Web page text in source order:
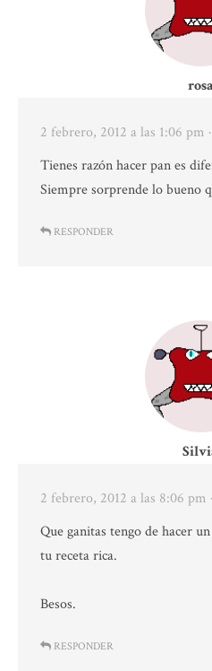
rosa
2 febrero, 2012 a las 1:06 pm
Tienes razón hacer pan es
Siempre sorprende lo bueno
RESPONDER
2 febrero, 2012 a las 8:06 pm
Que ganitas tengo de hacer
tu receta rica.
Besos.
RESPONDER